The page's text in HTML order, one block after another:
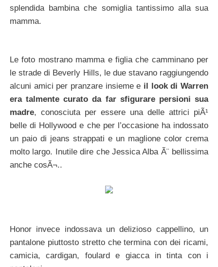
splendida bambina che somiglia tantissimo alla sua
mamma.
Le foto mostrano mamma e figlia che camminano per
le strade di Beverly Hills, le due stavano raggiungendo
alcuni amici per pranzare insieme e il look di Warren
era talmente curato da far sfigurare persioni sua
madre, conosciuta per essere una delle attrici piÃ¹
belle di Hollywood e che per l’occasione ha indossato
un paio di jeans strappati e un maglione color crema
molto largo. Inutile dire che Jessica Alba Ã¨ bellissima
anche cosÃ¬..
Honor invece indossava un delizioso cappellino, un
pantalone piuttosto stretto che termina con dei ricami,
camicia, cardigan, foulard e giacca in tinta con i